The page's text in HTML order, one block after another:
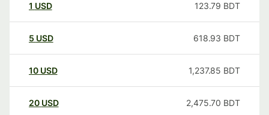
1 USD 123.79 BDT
5 USD 618.93 BDT
10 USD 1,237.85 BDT
20 USD 2,475.70 BDT